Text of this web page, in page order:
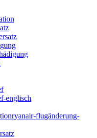
englisch
flugänderung-